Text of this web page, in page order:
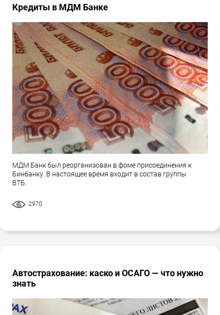
Кредиты в МДМ Банке
МДМ Банк был реорганизован в фоме присоединения к
Бинбанку. В настоящее время входит в состав группы
ВТБ.
2970
Автострахование: каско и ОСАГО — что нужно
знать